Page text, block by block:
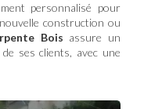
personnalisé pour
construction ou
Bois assure un
ses clients, avec une